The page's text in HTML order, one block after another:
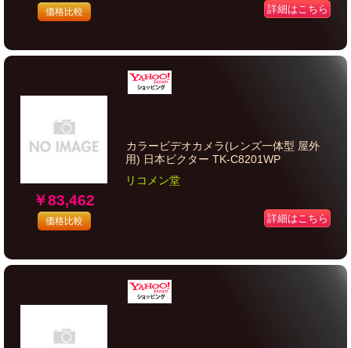
価格比較 詳細はこちら
￥83,462
価格比較
カラービデオカメラ(レンズ一体型 屋外
用) 日本ビクター TK-C8201WP
リコメン堂
詳細はこちら